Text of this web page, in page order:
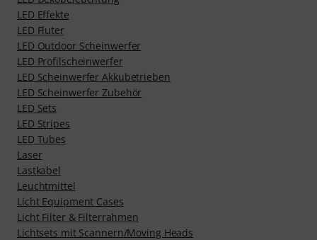
LED Effekte
LED Fluter
LED Outdoor Scheinwerfer
LED Profilscheinwerfer
LED Scheinwerfer Akkubetrieben
LED Scheinwerfer Zubehör
LED Sets
LED Stripes
LED Tubes
Laser
Lastkabel
Leuchtmittel
Licht Equipment Cases
Licht Filter & Filterrahmen
Lichtsets mit Scannern/Moving Heads